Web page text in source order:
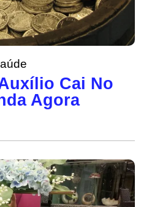
Cai No
Agora